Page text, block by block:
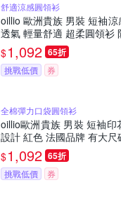
舒適涼感圓領衫
oillio 歐洲貴族 男裝 短袖
透氣 輕量舒適 超柔圓領衫
$1,092 65折
挑戰低價 券
全棉彈力口袋圓領衫
oillio歐洲貴族 男裝 短袖印
設計 紅色 法國品牌 有大尺
$1,092 65折
挑戰低價 券